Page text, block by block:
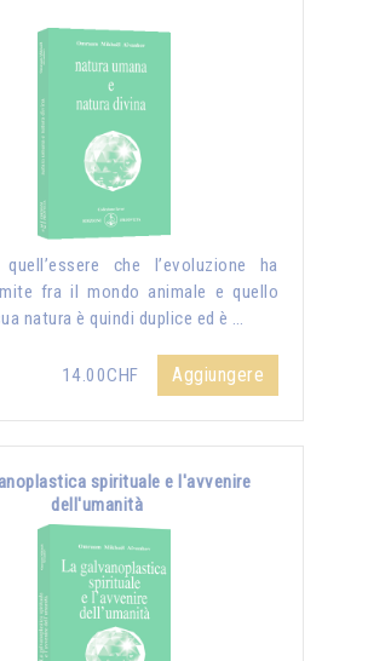
che l’evoluzione ha
fra il mondo animale e quello
natura è quindi duplice ed è …
14.00CHF Aggiungere
spirituale e l'avvenire
dell'umanità